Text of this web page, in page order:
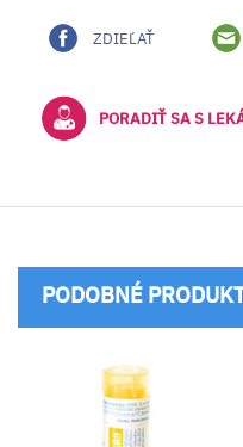
ZDIEĽAŤ
PORADIŤ SA S
PODOBNÉ